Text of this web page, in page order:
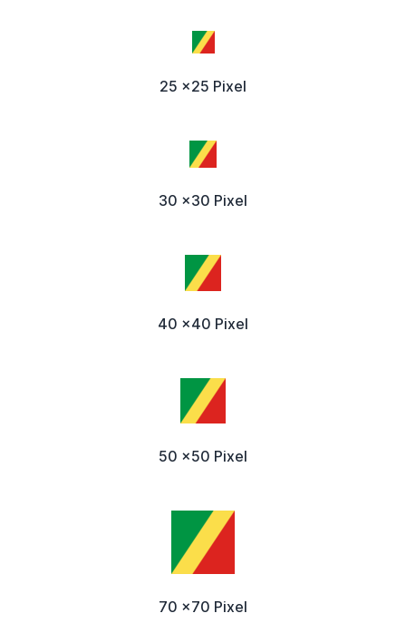
25 x25 Pixel
30 x30 Pixel
40 x40 Pixel
50 x50 Pixel
70 x70 Pixel